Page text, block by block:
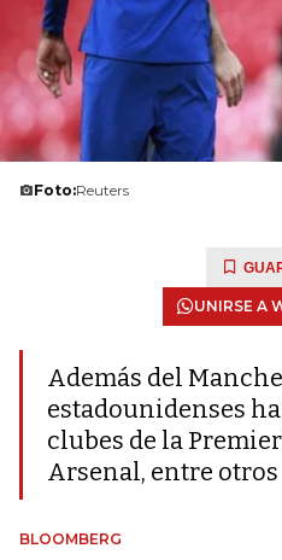
Foto:Reuters
UNIRSE A
Además del
estadounidenses
clubes de la
Arsenal, entre otros
BLOOMBERG